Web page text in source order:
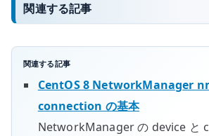
関連する記事
関連する記事
CentOS 8 NetworkManager
connection の基本
NetworkManager の device と